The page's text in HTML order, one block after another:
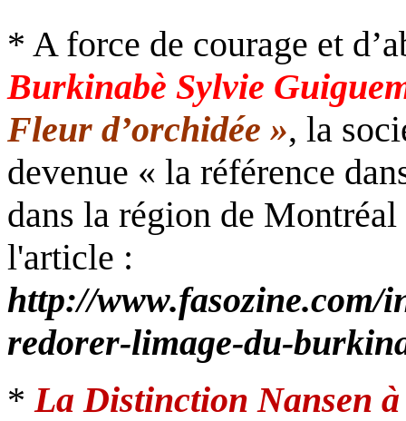
* A force de courage et
Burkinabè Sylvie
Fleur d’orchidée », la
devenue « la référence
dans la région de
l'article :
http://www.fasozine.com/
redorer-limage-du-
*La Distinction Nansen